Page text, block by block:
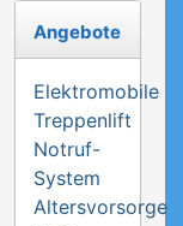
Angebote
Elektromobile
Treppenlift
Notruf-
System
Altersvorsorge